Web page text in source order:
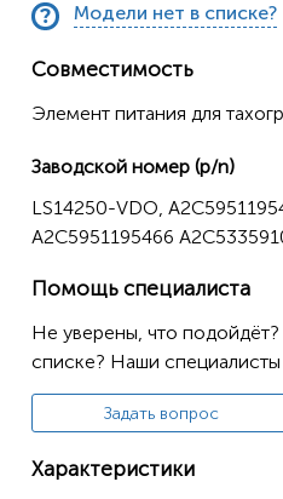
Модели нет в списке?
Совместимость
Элемент питания для
Заводской номер (p/n)
LS14250-VDO,
A2C5951195466
Помощь специалиста
Не уверены, что
списке? Наши
Задать вопрос
Характеристики